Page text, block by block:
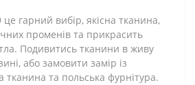
гарний вибір, якісна тканина,
променів та прикрасить
Подивитись тканини в живу
або замовити замір із
тканина та польська фурнітура.